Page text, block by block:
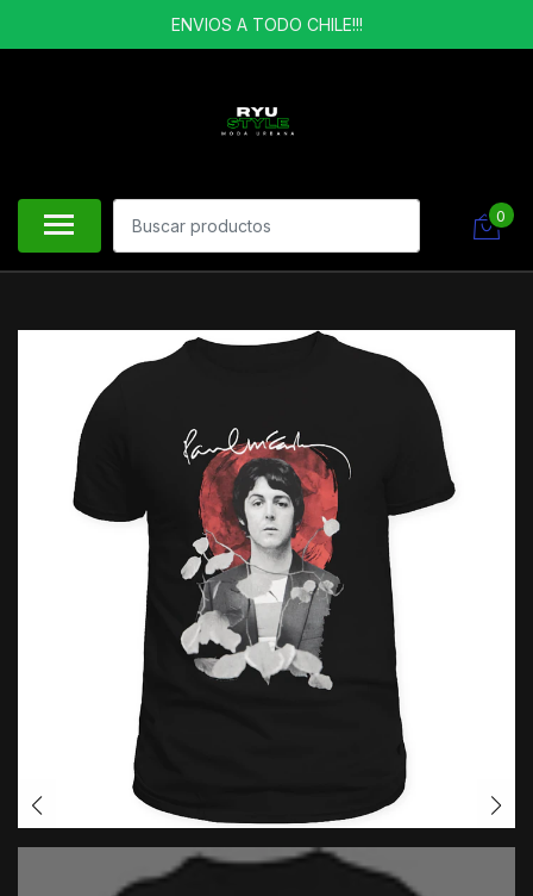
ENVIOS A TODO CHILE!!!
0